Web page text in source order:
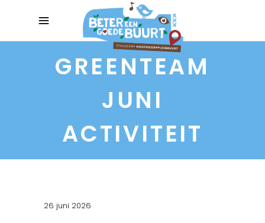
GREENTEAM
JUNI
ACTIVITEIT
26 juni 2026